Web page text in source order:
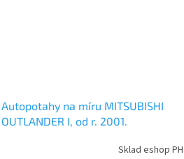
Autopotahy na míru MITSUBISHI
OUTLANDER I, od r. 2001.
Sklad eshop PH